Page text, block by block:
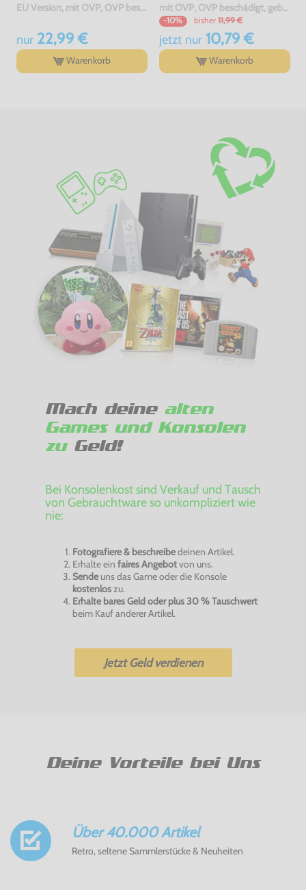
EU Version, mit OVP, OVP beschädigt, gebraucht, USK18
nur22,99 €
Warenkorb
mit OVP, OVP beschädigt, gebraucht
-10% bisher 11,99 €
jetzt nur10,79 €
Warenkorb
Mach deine alten
Games und Konsolen
zuGeld!
Bei Konsolenkost sind Verkauf und Tausch
von Gebrauchtware so unkompliziert wie
nie:
Fotografiere & beschreibedeinen Artikel.
Erhalte ein faires Angebotvon uns.
Sendeuns das Game oder die Konsole
kostenloszu.
Erhalte bares Geld oder plus 30 % Tauschwert
beim Kauf anderer Artikel.
Jetzt Geld verdienen
Deine Vorteile bei Uns
Über 40.000 Artikel
Retro, seltene Sammlerstücke & Neuheiten